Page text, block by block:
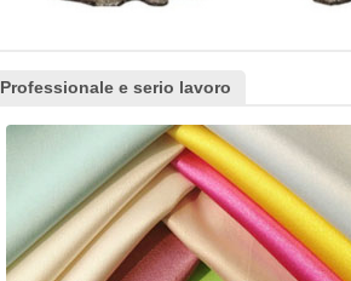
Professionale e serio lavoro